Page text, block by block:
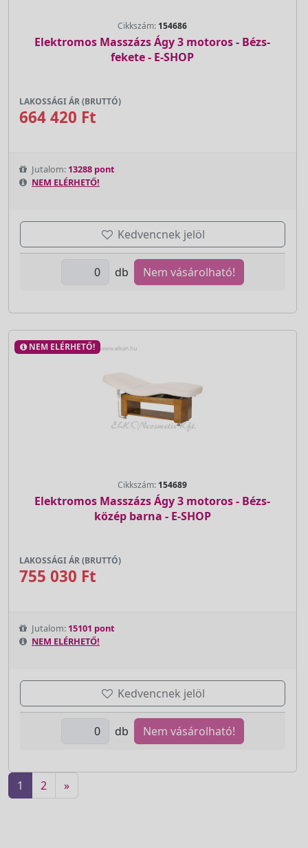
Cikkszám: 154686
Elektromos Masszázs Ágy 3 motoros - Bézs-
fekete - E-SHOP
LAKOSSÁGI ÁR (BRUTTÓ)
664 420 Ft
Jutalom: 13288 pont
NEM ELÉRHETŐ!
Kedvencnek jelöl
db Nem vásárolható!
NEM ELÉRHETŐ!
Cikkszám: 154689
Elektromos Masszázs Ágy 3 motoros - Bézs-
közép barna - E-SHOP
LAKOSSÁGI ÁR (BRUTTÓ)
755 030 Ft
Jutalom: 15101 pont
NEM ELÉRHETŐ!
Kedvencnek jelöl
db Nem vásárolható!
1 2 »